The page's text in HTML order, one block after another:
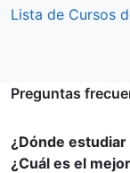
Lista de Cursos
Preguntas
¿Dónde estudiar
¿Cuál es el